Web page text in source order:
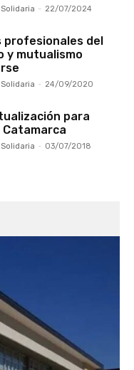
- 22/07/2024
profesionales del
y mutualismo
- 24/09/2020
para
- 03/07/2018